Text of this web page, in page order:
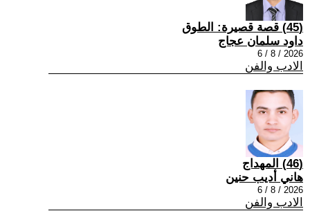
(45) قصة قصيرة: الطوق
داود سلمان عجاج
2026 / 8 / 6
الادب والفن
(46) المهداج
هاني أديب حنين
2026 / 8 / 6
الادب والفن